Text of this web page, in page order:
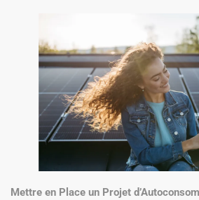
Mettre en Place un Projet